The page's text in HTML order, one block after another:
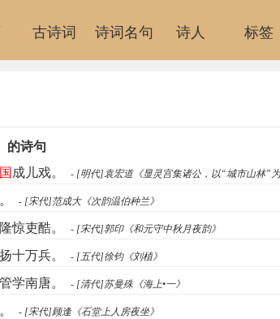
古诗词 诗词名句 诗人 标签
的诗句
成儿戏。 - [明代]袁宏道《显灵宫集诸公，以“城市山林”
- [宋代]范成大《次韵温伯种兰》
惊吏酷。 - [宋代]郭印《和元守中秋月夜韵》
十万兵。 - [五代]徐钧《刘植》
学南唐。 - [清代]苏曼殊《海上•一》
- [宋代]顾逢《石堂上人房夜坐》